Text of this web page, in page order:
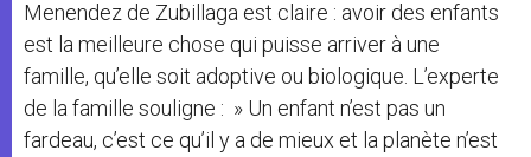
Menendez de Zubillaga est claire : avoir des enfants
est la meilleure chose qui puisse arriver à une
famille, qu’elle soit adoptive ou biologique. L’experte
de la famille souligne : » Un enfant n’est pas un
fardeau, c’est ce qu’il y a de mieux et la planète n’est